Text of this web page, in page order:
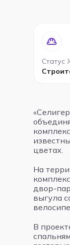
Статус
цветах.
На
двор-
выгула
В